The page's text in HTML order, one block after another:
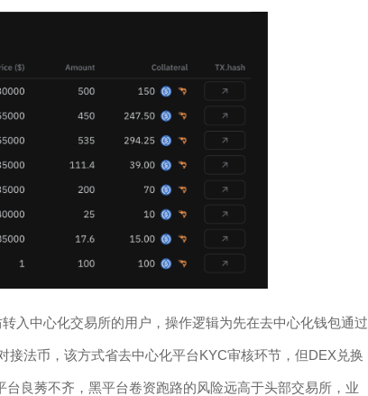
入中心化交易所的用户，操作逻辑为先在去中心化钱包通过
法币，该方式省去中心化平台KYC审核环节，但DEX兑换
良莠不齐，黑平台卷资跑路的风险远高于头部交易所，业